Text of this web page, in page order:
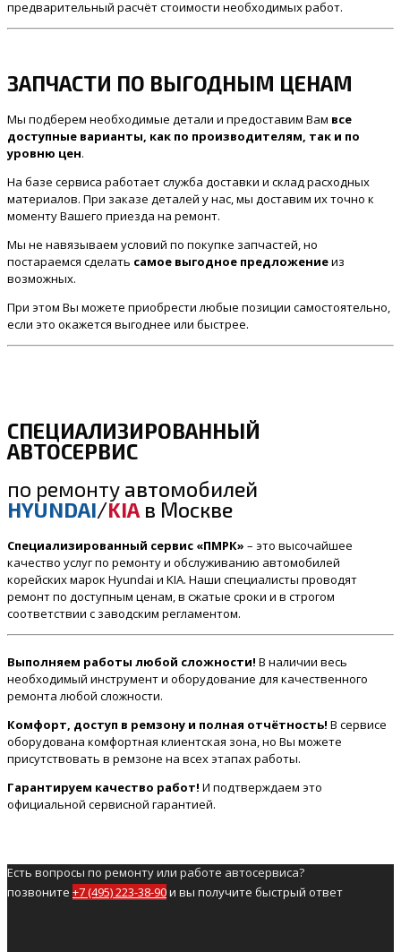
предварительный расчёт стоимости необходимых работ.
ЗАПЧАСТИ ПО ВЫГОДНЫМ ЦЕНАМ
Мы подберем необходимые детали и предоставим Вам все
доступные варианты, как по производителям, так и по
уровню цен.
На базе сервиса работает служба доставки и склад расходных
материалов. При заказе деталей у нас, мы доставим их точно к
моменту Вашего приезда на ремонт.
Мы не навязываем условий по покупке запчастей, но
постараемся сделать самое выгодное предложениеиз
возможных.
При этом Вы можете приобрести любые позиции самостоятельно,
если это окажется выгоднее или быстрее.
СПЕЦИАЛИЗИРОВАННЫЙ
АВТОСЕРВИС
по ремонту автомобилей
HYUNDAI/KIA в Москве
Специализированный сервис «ПМРК» – это высочайшее
качество услуг по ремонту и обслуживанию автомобилей
корейских марок Hyundai и KIA. Наши специалисты проводят
ремонт по доступным ценам, в сжатые сроки и в строгом
соответствии с заводским регламентом.
Выполняем работы любой сложности! В наличии весь
необходимый инструмент и оборудование для качественного
ремонта любой сложности.
Комфорт, доступ в ремзону и полная отчётность! В сервисе
оборудована комфортная клиентская зона, но Вы можете
присутствовать в ремзоне на всех этапах работы.
Гарантируем качество работ! И подтверждаем это
официальной сервисной гарантией.
Есть вопросы по ремонту или работе автосервиса?
позвоните +7 (495) 223-38-90и вы получите быстрый ответ